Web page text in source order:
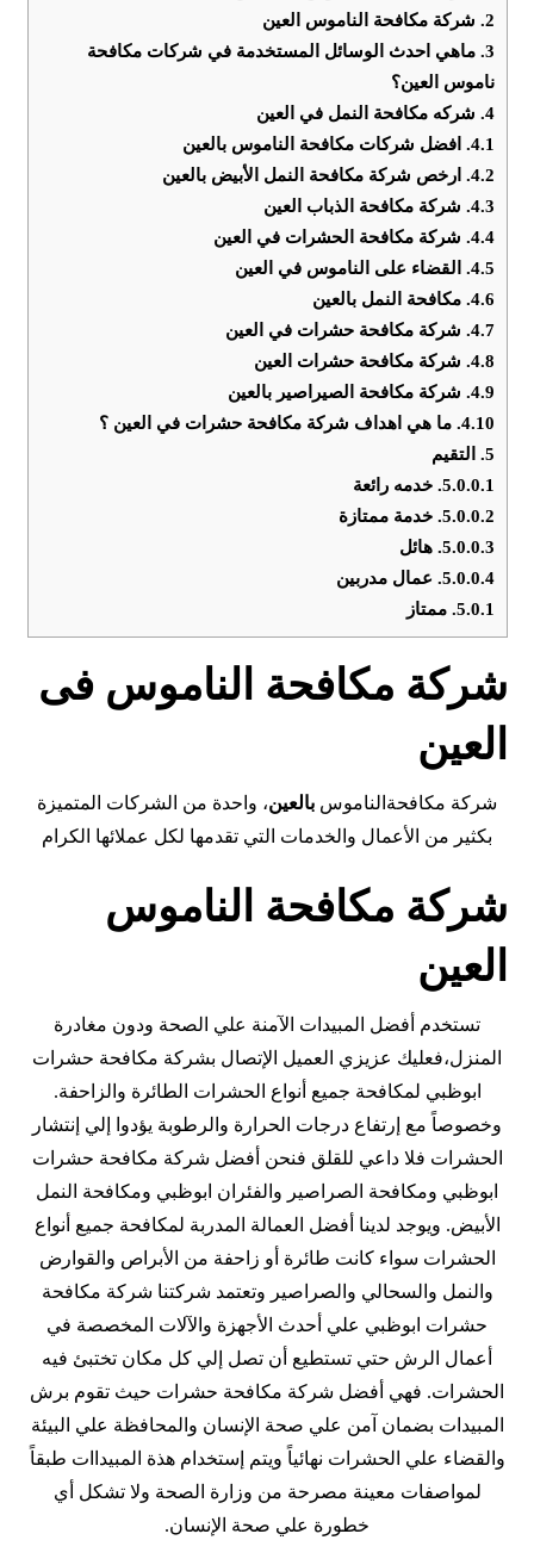
2. شركة مكافحة الناموس العين
3. ماهي احدث الوسائل المستخدمة في شركات مكافحة
ناموس العين؟
4. شركه مكافحة النمل في العين
4.1.
افضل شركات مكافحة الناموس بالعين
4.2.
ارخص شركة مكافحة النمل الأبيض بالعين
4.3. شركة مكافحة الذباب العين
4.4. شركة مكافحة الحشرات في العين
4.5.
القضاء على الناموس في العين
4.6. مكافحة النمل بالعين
4.7. شركة مكافحة حشرات في العين
4.8. شركة مكافحة حشرات العين
4.9. شركة مكافحة الصيراصير بالعين
4.10. ما هي اهداف شركة مكافحة حشرات في العين ؟
5.
التقيم
5.0.0.1. خدمه رائعة
5.0.0.2. خدمة ممتازة
5.0.0.3. هائل
5.0.0.4. عمال مدربين
5.0.1. ممتاز
شركة مكافحة الناموس فى
العين
شركة مكافحةالناموس بالعين، واحدة من الشركات المتميزة
بكثير من الأعمال والخدمات التي تقدمها لكل عملائها الكرام
شركة مكافحة الناموس
العين
تستخدم أفضل المبيدات الآمنة علي الصحة ودون مغادرة
المنزل،فعليك عزيزي العميل الإتصال بشركة مكافحة حشرات
ابوظبي لمكافحة جميع أنواع الحشرات الطائرة والزاحفة.
وخصوصاً مع إرتفاع درجات الحرارة والرطوبة يؤدوا إلي إنتشار
الحشرات فلا داعي للقلق فنحن أفضل شركة مكافحة حشرات
ابوظبي ومكافحة الصراصير والفئران ابوظبي ومكافحة النمل
الأبيض. ويوجد لدينا أفضل العمالة المدربة لمكافحة جميع أنواع
الحشرات سواء كانت طائرة أو زاحفة من الأبراص والقوارض
والنمل والسحالي والصراصير وتعتمد شركتنا شركة مكافحة
حشرات ابوظبي علي أحدث الأجهزة والآلات المخصصة في
أعمال الرش حتي تستطيع أن تصل إلي كل مكان تختبئ فيه
الحشرات. فهي أفضل شركة مكافحة حشرات حيث تقوم برش
المبيدات بضمان آمن علي صحة الإنسان والمحافظة علي البيئة
والقضاء علي الحشرات نهائياً ويتم إستخدام هذة المبيداات طبقاً
لمواصفات معينة مصرحة من وزارة الصحة ولا تشكل أي
خطورة علي صحة الإنسان.